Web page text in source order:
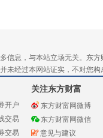
信息，与本站立场无关。东
未经过本网站证实，不对您
开户
交易
交易
关注东方财富
东方财富网微博
东方财富网微信
意见与建议